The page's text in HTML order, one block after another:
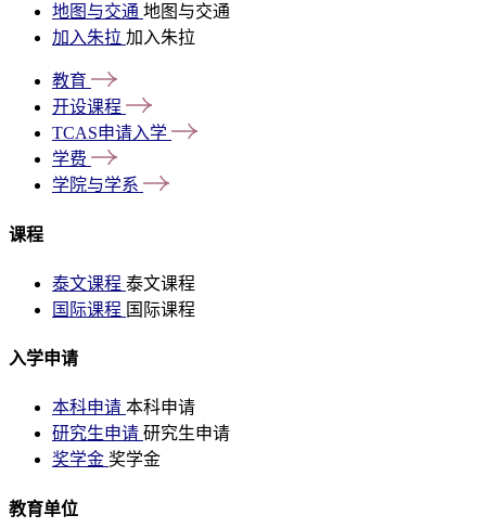
地图与交通 地图与交通
加入朱拉 加入朱拉
教育
开设课程
TCAS申请入学
学费
学院与学系
课程
泰文课程 泰文课程
国际课程 国际课程
入学申请
本科申请 本科申请
研究生申请 研究生申请
奖学金 奖学金
教育单位